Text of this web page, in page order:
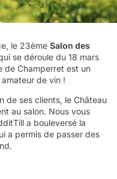
le 23ème Salon des
se déroule du 18 mars
de Champerret est un
de vin !
de ses clients, le Château
au salon. Nous vous
a bouleversé la
a permis de passer des